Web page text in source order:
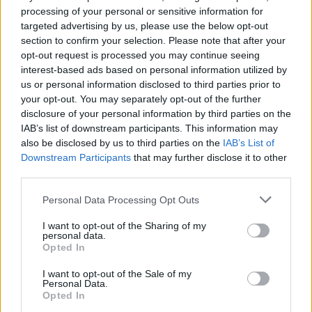
processing of your personal or sensitive information for
targeted advertising by us, please use the below opt-out
section to confirm your selection. Please note that after your
opt-out request is processed you may continue seeing
interest-based ads based on personal information utilized by
us or personal information disclosed to third parties prior to
your opt-out. You may separately opt-out of the further
disclosure of your personal information by third parties on the
IAB’s list of downstream participants. This information may
also be disclosed by us to third parties on the IAB’s List of
Downstream Participants that may further disclose it to other
Please note that this website/app uses one or more Google
not limited to your visit or usage behaviour. You may click to
grant or deny consent to Google and its third-party tags to
use your data for below specified purposes in below Google
consent section.
Personal Data Processing Opt Outs
I want to opt-out of the Sharing of my
personal data.
Opted In
I want to opt-out of the Sale of my
Personal Data.
Opted In
μόνο 2 ημέρες στα χέρια σας
ΑΣΕΠ: Εξ αποστάσεως η πιο Εύκολη
Πιστοποίηση Υπολογιστών σε 2
μέρες
Μάθε πρώτος όλες τις σημαντικές
Βάλε το proson.gr στα αποτελέσματα
αναζήτησης της Google